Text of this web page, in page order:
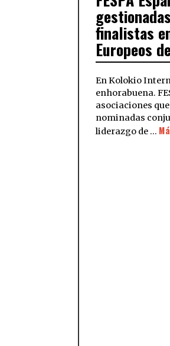
finalistas
Europeos
En Kolokio
enhorabuena.
asociaciones
nominadas
liderazgo de …